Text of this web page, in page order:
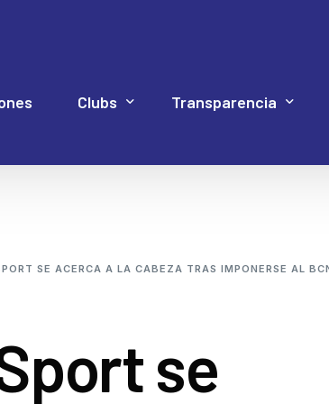
Clubs
Patinaje velocidad
Transparencia
Estatutos
SE ACERCA A LA CABEZA TRAS IMPONERSE AL
se